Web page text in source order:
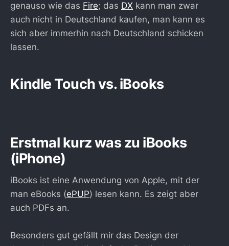
genauso wie das Fire; das DX kann man zwar
auch nicht in Deutschland kaufen, man kann es
sich aber immerhin nach Deutschland schicken
lassen.
Kindle Touch vs. iBooks
Erstmal kurz was zu iBooks
(iPhone)
iBooks ist eine Anwendung von Apple, mit der
man eBooks (ePUP) lesen kann. Es zeigt aber
auch PDFs an.
Besonders gut gefällt mir das Design der